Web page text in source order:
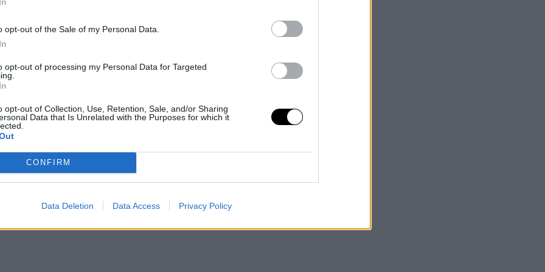
opt-out of the Sale of my Personal Data.
opt-out of processing my Personal Data for Targeted
opt-out of Collection, Use, Retention, Sale, and/or Sharing
Data that Is Unrelated with the Purposes for which it
CONFIRM
Data Deletion Data Access Privacy Policy
για μονοήμερη εκδρομή και
ταβέρνα